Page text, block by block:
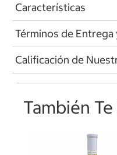
Características
Términos de
Calificación de
También